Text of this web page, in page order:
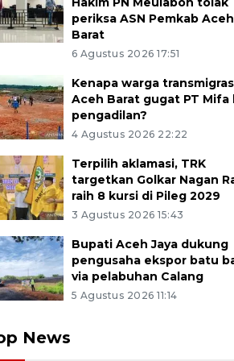
periksa ASN Pemkab Aceh
Barat
6 Agustus 2026 17:51
Kenapa warga
Aceh Barat gugat PT Mifa
pengadilan?
4 Agustus 2026 22:22
Terpilih aklamasi, TRK
targetkan Golkar Nagan
raih 8 kursi di Pileg 2029
3 Agustus 2026 15:43
Bupati Aceh Jaya dukung
pengusaha ekspor batu
via pelabuhan Calang
5 Agustus 2026 11:14
News